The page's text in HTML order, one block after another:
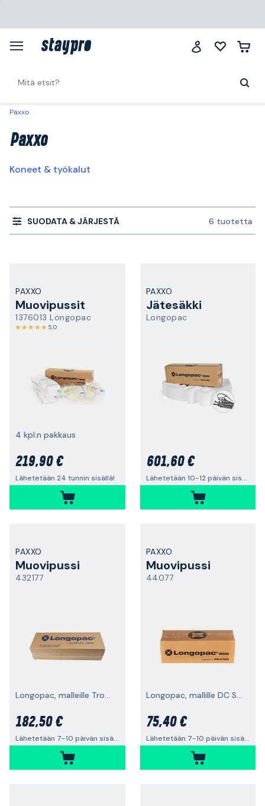
Paxxo
Paxxo
Koneet & työkalut
SUODATA & JÄRJESTÄ 6 tuotetta
PAXXO
Muovipussit
1376013 Longopac
5,0
4 kpl:n pakkaus
219,90 €
Lähetetään 24 tunnin sisällä!
PAXXO
Jätesäkki
Longopac
601,60 €
Lähetetään 10-12 päivän sisällä
PAXXO
Muovipussi
432177
Longopac, malleille Tromb L / Storm / 5900L
182,50 €
Lähetetään 7-10 päivän sisällä
PAXXO
Muovipussi
44077
Longopac, mallille DC Storm
75,40 €
Lähetetään 7-10 päivän sisällä